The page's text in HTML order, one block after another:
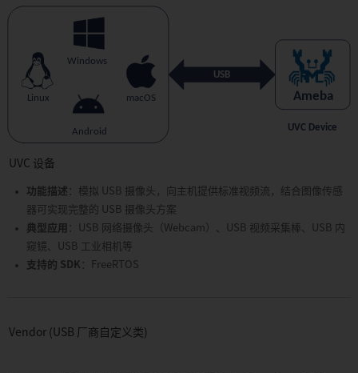
UVC 设备
功能描述 ：模拟 USB 摄像头，向主机提供标准视频流，结合图像传感
器可实现完整的 USB 摄像头方案
典型应用 ：USB 网络摄像头（Webcam）、USB 视频采集棒、USB 内
窥镜、USB 工业相机等
支持的 SDK ：FreeRTOS
Vendor (USB 厂商自定义类)